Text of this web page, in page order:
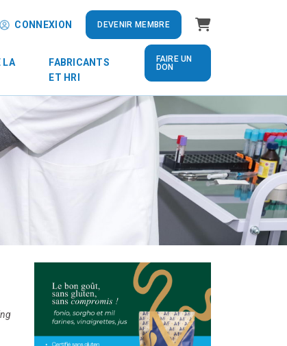
DEVENIR MEMBRE
CONNEXION Panier
LA
FABRICANTS
ET HRI
FAIRE UN
DON